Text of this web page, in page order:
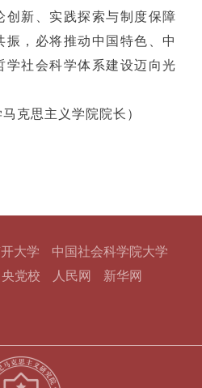
创新、实践探索与制度保障
振，必将推动中国特色、中
学社会科学体系建设迈向光
克思主义学院院长）
大学
中国社会科学院大学
党校 人民网
新华网